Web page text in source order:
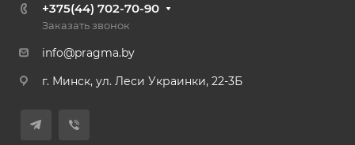
+375(44) 702-70-90
Заказать звонок
info@pragma.by
г. Минск, ул. Леси Украинки, 22-3Б